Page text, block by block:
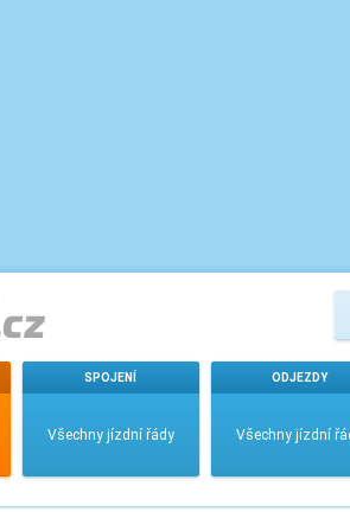
SPOJENÍ
Všechny jízdní řády
ODJEZDY
Všechny jízdní